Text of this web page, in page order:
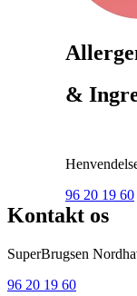
&
96 20 19 60
Kontakt os
SuperBrugsen
96 20 19 60